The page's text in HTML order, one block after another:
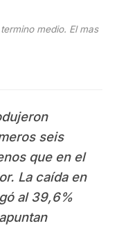
medio. El mas
seis
que en el
La caída en
al 39,6%